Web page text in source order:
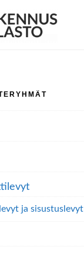
ja sisustuslevyt